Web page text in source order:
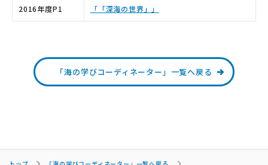
2016年度P1 「「深海の世界」」
「海の学びコーディネーター」一覧へ戻る